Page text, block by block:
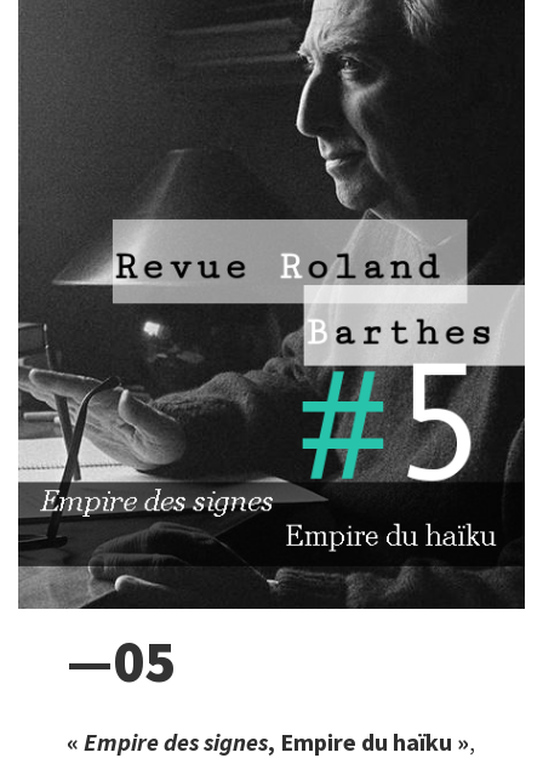
—05
« Empire des signes, Empire du haïku »,